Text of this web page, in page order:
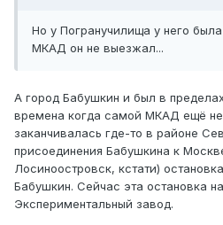
Но у Погранучилища у него
МКАД он не выезжал...
А город Бабушкин и был в
времена когда самой МКАД ещё
заканчивалась где-то в районе
присоединения Бабушкина к
Лосиноостровск, кстати)
Бабушкин. Сейчас эта остановка
Экспериментальный завод.